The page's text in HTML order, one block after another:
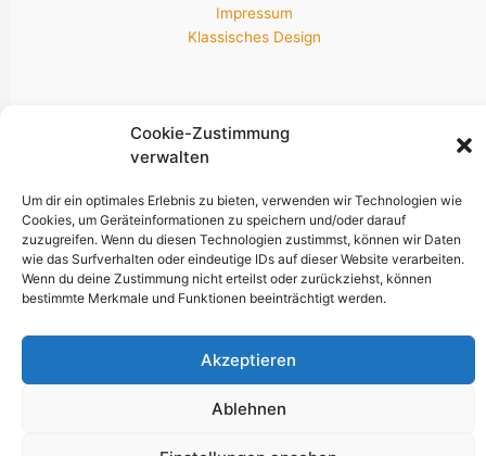
Cookie-Zustimmung
verwalten
Um dir ein optimales Erlebnis zu bieten, verwenden wir Technologien wie
Cookies, um Geräteinformationen zu speichern und/oder darauf
zuzugreifen. Wenn du diesen Technologien zustimmst, können wir Daten
wie das Surfverhalten oder eindeutige IDs auf dieser Website verarbeiten.
Wenn du deine Zustimmung nicht erteilst oder zurückziehst, können
bestimmte Merkmale und Funktionen beeinträchtigt werden.
Akzeptieren
Ablehnen
Impressum
Klassisches Design
Bleib am neuesten Stand!